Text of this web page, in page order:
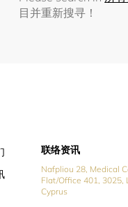
目并重新搜寻！
联络资讯
Nafpliou 28, Medical
Flat/Office 401, 3025,
Cyprus